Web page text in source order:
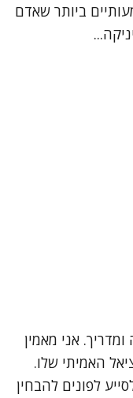
ביותר שאדם
ומדריך. אני מאמין
האמיתי שלו.
לפונים להבחין